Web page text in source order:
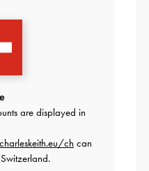
are displayed in
ch can